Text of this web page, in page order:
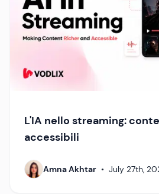
L'IA nello streaming:
accessibili
Amna Akhtar • July 27th,